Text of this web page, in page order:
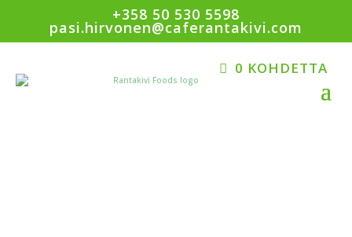
+358 50 530 5598
pasi.hirvonen@caferantakivi.com
0 KOHDETTA